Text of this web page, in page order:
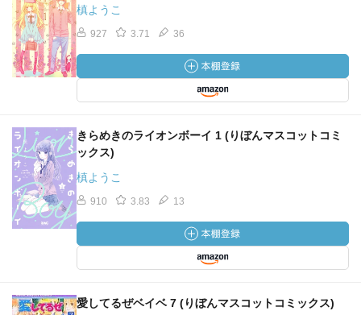
槙ようこ
927 3.71 36
きらめきのライオンボーイ 1 (りぼんマスコットコミ
ックス)
槙ようこ
910 3.83 13
愛してるぜベイベ 7 (りぼんマスコットコミックス)